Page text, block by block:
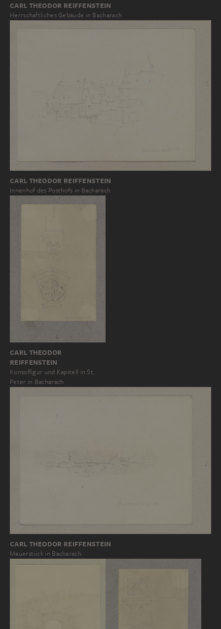
CARL THEODOR REIFFENSTEIN
Herrschaftliches Gebäude in Bacharach
CARL THEODOR REIFFENSTEIN
Innenhof des Posthofs in Bacharach
CARL THEODOR
REIFFENSTEIN
Konsolfigur und Kapitell in St.
Peter in Bacharach
CARL THEODOR REIFFENSTEIN
Mauerstück in Bacharach